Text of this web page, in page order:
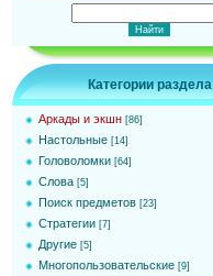
Категории раздела
Аркады и экшн [86]
Настольные [14]
Головоломки [64]
Слова [5]
Поиск предметов [23]
Стратегии [7]
Другие [5]
Многопользовательские [9]